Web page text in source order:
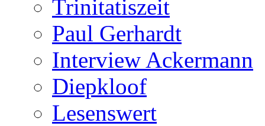
Trinitatiszeit
Paul Gerhardt
Interview Ackermann
Diepkloof
Lesenswert